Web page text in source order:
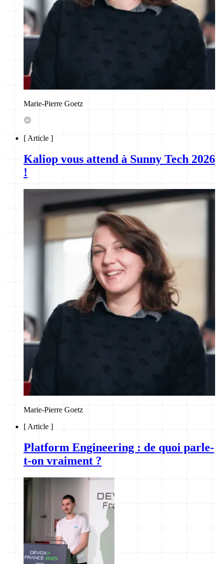
Marie-Pierre Goetz
[ Article ]
Kaliop vous attend à Sunny Tech 2026
!
Marie-Pierre Goetz
[ Article ]
Platform Engineering : de quoi parle-
t-on vraiment ?